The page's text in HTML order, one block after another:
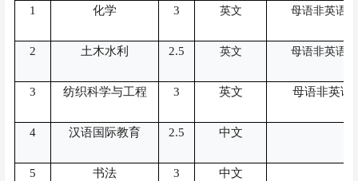
1 化学 3 英文 母语非英语
2 土木水利 2.5 英文 母语非英语
3 纺织科学与工程 3 英文 母语非英语
4 汉语国际教育 2.5 中文
5 书法 3 中文